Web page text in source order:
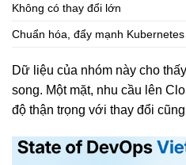
Không có thay đổi lớn
Chuẩn hóa, đẩy mạnh
Dữ liệu của nhóm này cho
song. Một mặt, nhu cầu lên
độ thận trọng với thay đổi